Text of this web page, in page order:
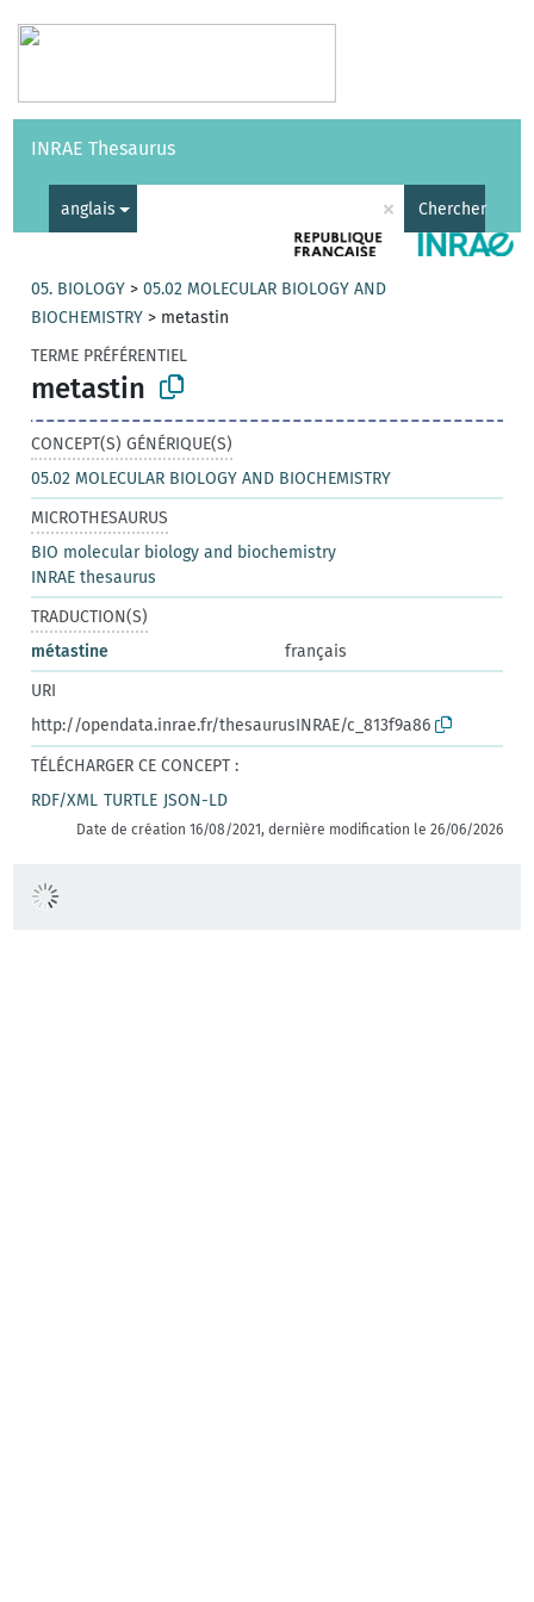
Vocabulaires API
INRAE Thesaurus
anglais × Chercher
05. BIOLOGY >05.02 MOLECULAR BIOLOGY AND
BIOCHEMISTRY > metastin
TERME PRÉFÉRENTIEL
metastin
CONCEPT(S) GÉNÉRIQUE(S)
05.02 MOLECULAR BIOLOGY AND BIOCHEMISTRY
MICROTHESAURUS
BIO molecular biology and biochemistry
INRAE thesaurus
TRADUCTION(S)
métastine
français
URI
http://opendata.inrae.fr/thesaurusINRAE/c_813f9a86
TÉLÉCHARGER CE CONCEPT :
RDF/XML TURTLE JSON-LD
Date de création 16/08/2021, dernière modification le 26/06/2026